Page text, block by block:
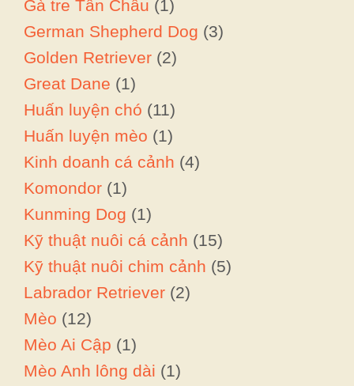
Gà tre Tân Châu (1)
German Shepherd Dog (3)
Golden Retriever (2)
Great Dane (1)
Huấn luyện chó (11)
Huấn luyện mèo (1)
Kinh doanh cá cảnh (4)
Komondor (1)
Kunming Dog (1)
Kỹ thuật nuôi cá cảnh (15)
Kỹ thuật nuôi chim cảnh (5)
Labrador Retriever (2)
Mèo (12)
Mèo Ai Cập (1)
Mèo Anh lông dài (1)